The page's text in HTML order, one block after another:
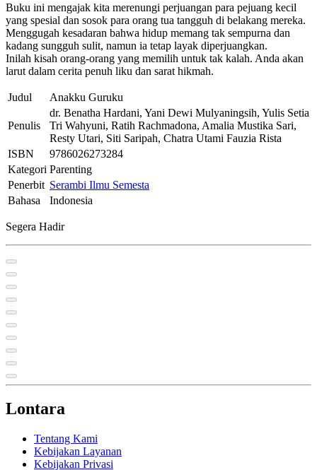
Buku ini mengajak kita merenungi perjuangan para pejuang kecil
yang spesial dan sosok para orang tua tangguh di belakang mereka.
Menggugah kesadaran bahwa hidup memang tak sempurna dan
kadang sungguh sulit, namun ia tetap layak diperjuangkan.
Inilah kisah orang-orang yang memilih untuk tak kalah. Anda akan
larut dalam cerita penuh liku dan sarat hikmah.
Judul Anakku Guruku
Penulis
dr. Benatha Hardani, Yani Dewi Mulyaningsih, Yulis Setia
Tri Wahyuni, Ratih Rachmadona, Amalia Mustika Sari,
Resty Utari, Siti Saripah, Chatra Utami Fauzia Rista
ISBN
9786026273284
Kategori Parenting
Penerbit Serambi Ilmu Semesta
Bahasa
Indonesia
Segera Hadir
Lontara
Tentang Kami
Kebijakan Layanan
Kebijakan Privasi